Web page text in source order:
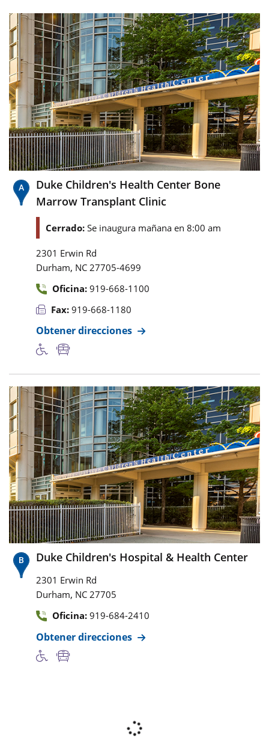
Duke Children's Health Center Bone
Marrow Transplant Clinic
Cerrado: Se inaugura mañana en 8:00 am
2301 Erwin Rd
Durham, NC 27705-4699
Oficina: 919-668-1100
Fax: 919-668-1180
Obtener direcciones
Duke Children's Hospital & Health Center
2301 Erwin Rd
Durham, NC 27705
Oficina: 919-684-2410
Obtener direcciones